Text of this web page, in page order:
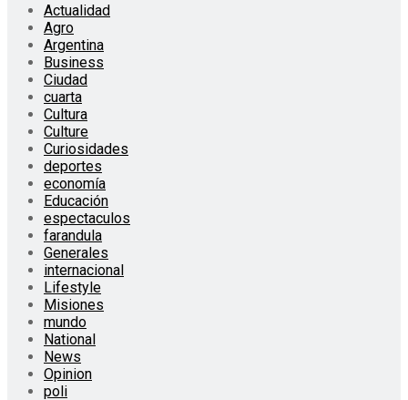
Actualidad
Agro
Argentina
Business
Ciudad
cuarta
Cultura
Culture
Curiosidades
deportes
economía
Educación
espectaculos
farandula
Generales
internacional
Lifestyle
Misiones
mundo
National
News
Opinion
poli